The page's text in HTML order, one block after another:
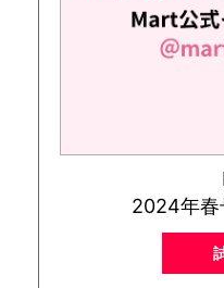
2024年春